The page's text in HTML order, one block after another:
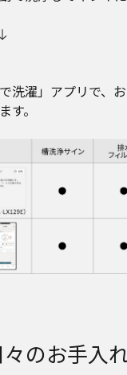
洗濯」アプリで、
す。
々のお手入